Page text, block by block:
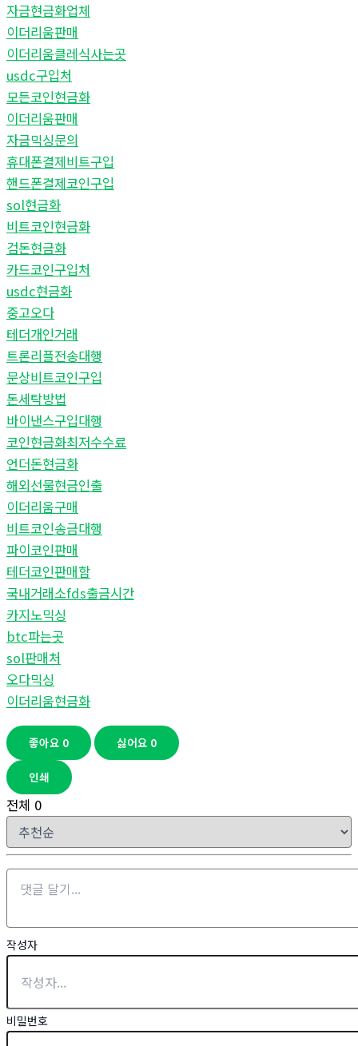
자금현금화업체
이더리움판매
이더리움클레식사는곳
usdc구입처
모든코인현금화
이더리움판매
자금믹싱문의
휴대폰결제비트구입
핸드폰결제코인구입
sol현금화
비트코인현금화
검돈현금화
카드코인구입처
usdc현금화
중고오다
테더개인거래
트론리플전송대행
문상비트코인구입
돈세탁방법
바이낸스구입대행
코인현금화최저수수료
언더돈현금화
해외선물현금인출
이더리움구매
비트코인송금대행
파이코인판매
테더코인판매함
국내거래소fds출금시간
카지노믹싱
btc파는곳
sol판매처
오다믹싱
이더리움현금화
좋아요 0 싫어요 0
인쇄
전체 0
작성자
비밀번호